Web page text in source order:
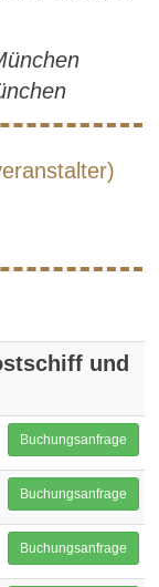
und
Buchungsanfrage
Buchungsanfrage
Buchungsanfrage